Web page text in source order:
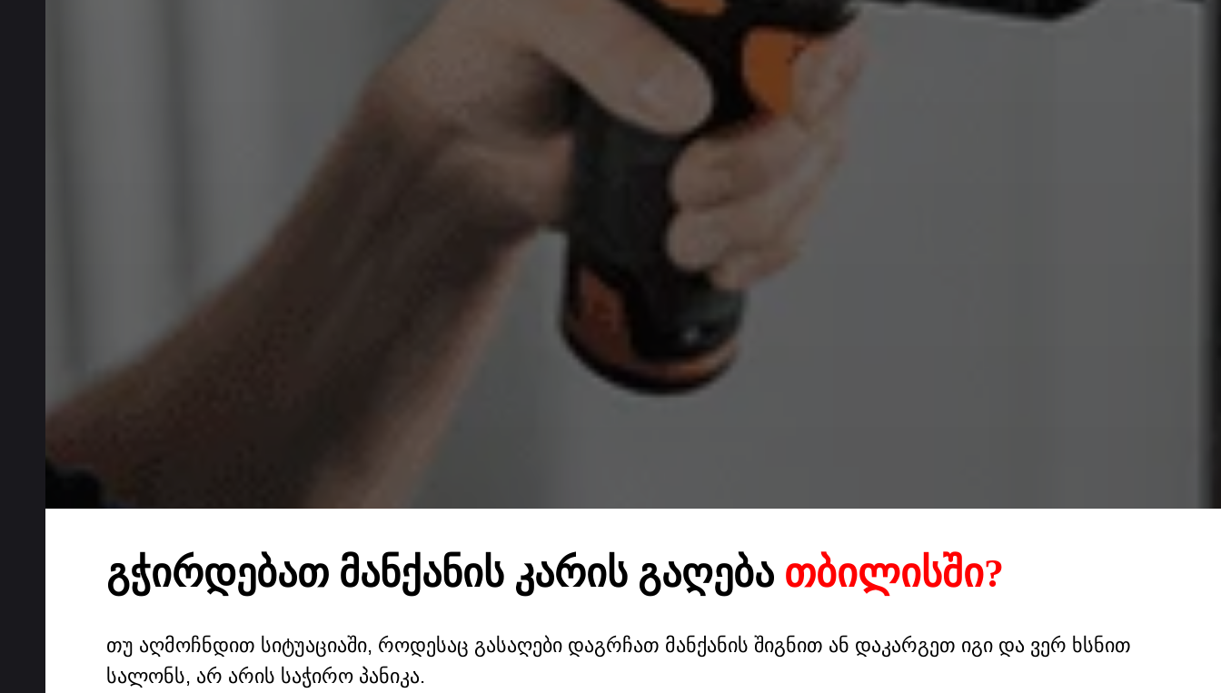
ᲒᲭᲘᲠᲓᲔᲑᲐᲗ ᲛᲐᲜᲥᲐᲜᲘᲡ ᲙᲐᲠᲘᲡ ᲒᲐᲦᲔᲑᲐ ᲗᲑᲘᲚᲘᲡᲨᲘ?
თუ აღმოჩნდით სიტუაციაში, როდესაც გასაღები დაგრჩათ მანქანის შიგნით ან დაკარგეთ იგი და ვერ ხსნით
სალონს, არ არის საჭირო პანიკა.